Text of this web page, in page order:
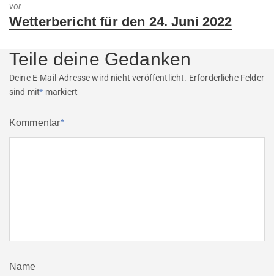
vor
Next
Wetterbericht für den 24. Juni 2022
Teile deine Gedanken
Deine E-Mail-Adresse wird nicht veröffentlicht. Erforderliche Felder
sind mit* markiert
Kommentar*
Name